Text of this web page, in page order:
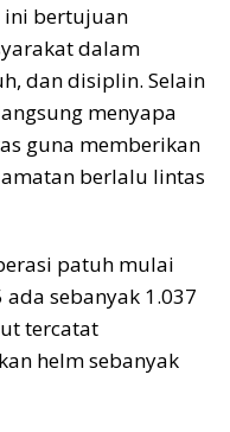
ini bertujuan
dalam
dan disiplin. Selain
menyapa
guna memberikan
berlalu lintas
patuh mulai
sebanyak 1.037
tercatat
helm sebanyak